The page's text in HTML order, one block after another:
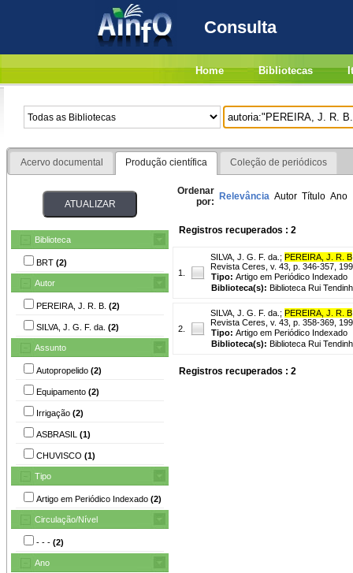
Consulta
Home Bibliotecas
Acervo documental Produção científica Coleção de periódicos
Biblioteca
BRT (2)
Autor
PEREIRA, J. R. B. (2)
SILVA, J. G. F. da. (2)
Assunto
Autopropelido (2)
Equipamento (2)
Irrigação (2)
ASBRASIL (1)
CHUVISCO (1)
Tipo
Artigo em Periódico Indexado (2)
Circulação/Nível
- - - (2)
Ano
Ordenar
por: Relevância Autor Título Ano
Registros recuperados : 2
1.
SILVA, J. G. F. da. ; PEREIRA, J. R. B
Revista Ceres, v. 43, p. 346-357,
Tipo: Artigo em Periódico Indexado
Biblioteca(s): Biblioteca Rui
2.
SILVA, J. G. F. da. ; PEREIRA, J. R. B
Revista Ceres, v. 43, p. 358-369,
Tipo: Artigo em Periódico Indexado
Biblioteca(s): Biblioteca Rui
Registros recuperados : 2